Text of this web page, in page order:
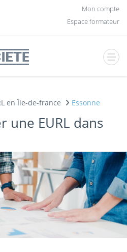
Mon compte
Espace formateur
en Île-de-france
Essonne
une EURL dans